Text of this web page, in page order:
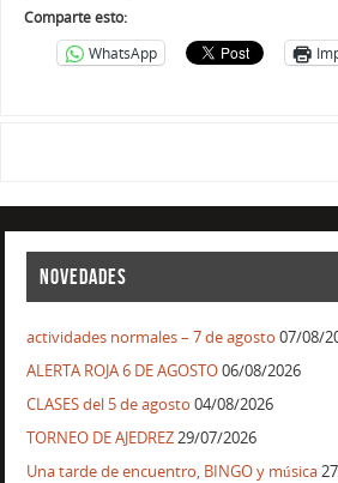
Comparte esto:
WhatsApp
NOVEDADES
actividades normales – 7 de agosto 07/08/
ALERTA ROJA 6 DE AGOSTO06/08/2026
CLASES del 5 de agosto 04/08/2026
TORNEO DE AJEDREZ29/07/2026
Una tarde de encuentro, BINGO y música